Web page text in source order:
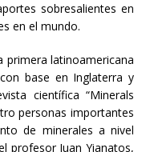
sobresalientes en
en el mundo.
primera latinoamericana
base en Inglaterra y
científica “Minerals
personas importantes
de minerales a nivel
profesor Juan Yianatos,